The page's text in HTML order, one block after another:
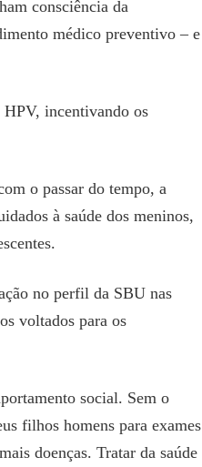
consciência da
médico preventivo – e
HPV, incentivando os
o passar do tempo, a
à saúde dos meninos,
no perfil da SBU nas
voltados para os
social. Sem o
filhos homens para exames
doenças. Tratar da saúde